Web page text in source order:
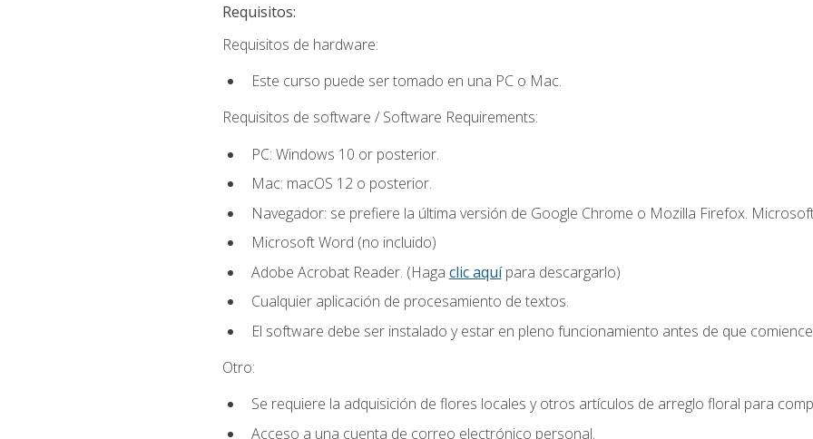
Requisitos:
Requisitos de hardware:
Este curso puede ser tomado en una PC o Mac.
Requisitos de software / Software Requirements:
PC: Windows 10 or posterior.
Mac: macOS 12 o posterior.
Navegador: se prefiere la última versión de Google Chrome o Mozilla Firefox.
Microsoft Word (no incluido)
Adobe Acrobat Reader. (Haga clic aquípara descargarlo)
Cualquier aplicación de procesamiento de textos.
El software debe ser instalado y estar en pleno funcionamiento antes de que
Otro:
Se requiere la adquisición de flores locales y otros artículos de arreglo floral para
Acceso a una cuenta de correo electrónico personal.